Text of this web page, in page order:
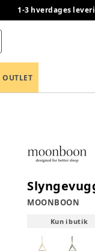
1-3 hverdages
OUTLET
MOONBOON
Kun i butik